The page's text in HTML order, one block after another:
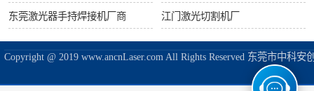
东莞激光器手持焊接机厂商 江门激光切割机厂
Copyright @ 2019 www.ancnLaser.com All Rights Reserved 东莞市中科